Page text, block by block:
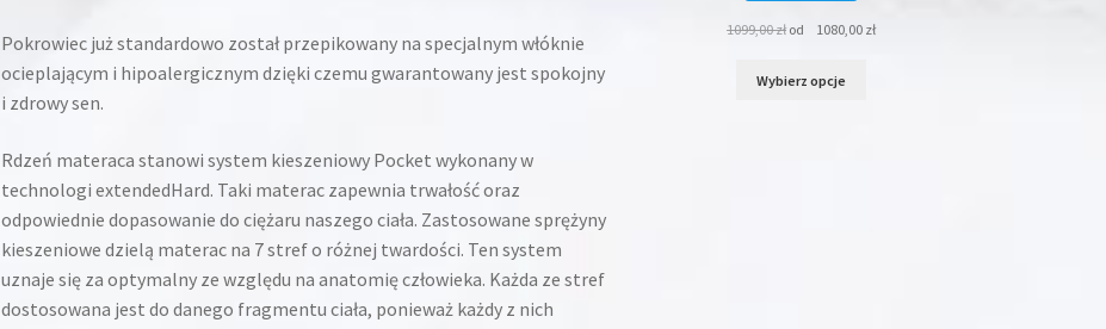
Pokrowiec już standardowo został przepikowany na specjalnym włóknie
ocieplającym i hipoalergicznym dzięki czemu gwarantowany jest spokojny
i zdrowy sen.
Rdzeń materaca stanowi system kieszeniowy Pocket wykonany w
technologi extendedHard. Taki materac zapewnia trwałość oraz
odpowiednie dopasowanie do ciężaru naszego ciała. Zastosowane sprężyny
kieszeniowe dzielą materac na 7 stref o różnej twardości. Ten system
uznaje się za optymalny ze względu na anatomię człowieka. Każda ze stref
dostosowana jest do danego fragmentu ciała, ponieważ każdy z nich
1099,00zł od 1080,00 zł
Wybierz opcje